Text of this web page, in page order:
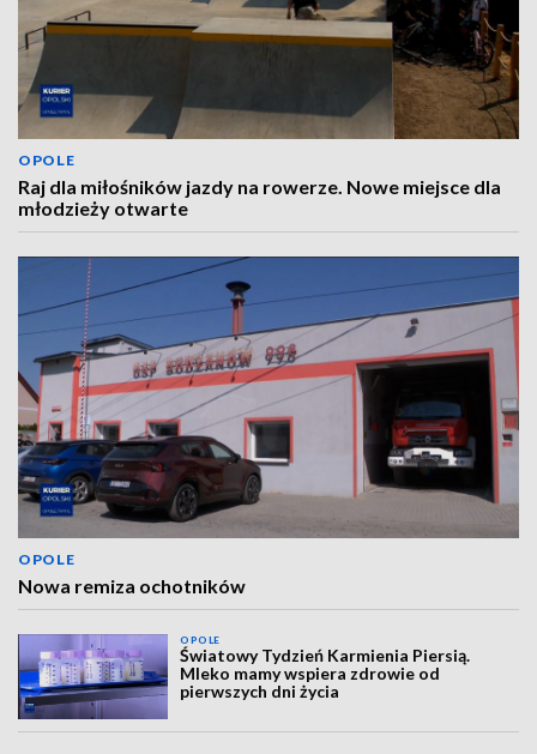
OPOLE
Raj dla miłośników jazdy na rowerze. Nowe miejsce dla
młodzieży otwarte
OPOLE
Nowa remiza ochotników
OPOLE
Światowy Tydzień Karmienia Piersią.
Mleko mamy wspiera zdrowie od
pierwszych dni życia